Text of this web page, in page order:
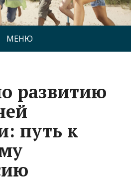
МЕНЮ
развитию
путь к